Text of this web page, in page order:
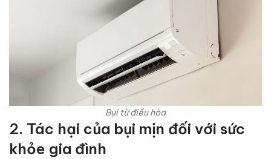
Bụi từ điều hòa
2. Tác hại của bụi mịn đối với sức
khỏe gia đình